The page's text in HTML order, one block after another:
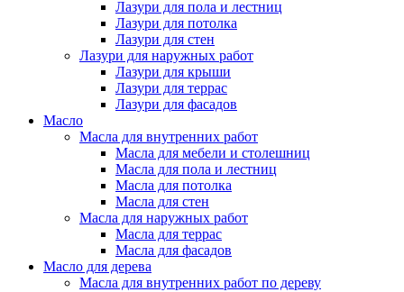
Лазури для пола и лестниц
Лазури для потолка
Лазури для стен
Лазури для наружных работ
Лазури для крыши
Лазури для террас
Лазури для фасадов
Масло
Масла для внутренних работ
Масла для мебели и столешниц
Масла для пола и лестниц
Масла для потолка
Масла для стен
Масла для наружных работ
Масла для террас
Масла для фасадов
Масло для дерева
Масла для внутренних работ по дереву